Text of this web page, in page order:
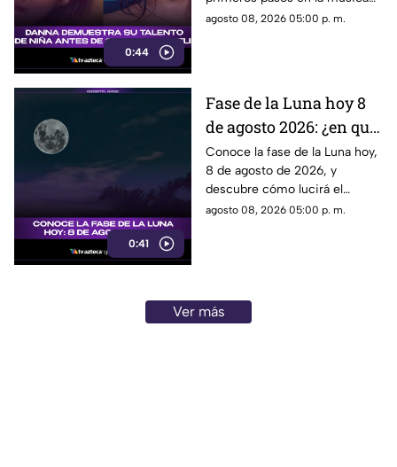
0:44
Belinda.
antes de su colaboración con
agosto 08, 2026 05:00 p. m.
0:41
Fase de la Luna hoy 8
de agosto 2026: ¿en qué
etapa lunar estará esta
noche?
Conoce la fase de la Luna hoy,
8 de agosto de 2026, y
descubre cómo lucirá el
satélite natural durante esta
agosto 08, 2026 05:00 p. m.
Ver más